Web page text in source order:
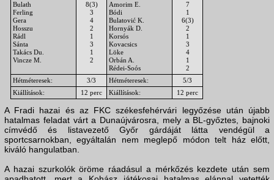
Bulath
Ferling
Gera
Hosszu
Rádl
Sánta
Takács Du.
Vincze M.
8(3)
3
4
2
1
3
1
2
Amorim E.
Bódi
Bulatović K.
Hornyák D.
Korsós
Kovacsics
Löke
Orbán A.
Rédei-Soós
7
1
6(3)
2
1
3
4
1
2
Hétméteresek:
3/3 Hétméteresek:
5/3
Kiállítások:
12 perc Kiállítások: 12 perc
A Fradi hazai és az FKC székesfehérvári legyőzése után újabb
hatalmas feladat várt a Dunaújvárosra, mely a BL-győztes, bajnoki
címvédő és listavezető Győr gárdáját látta vendégül a
sportcsarnokban, egyáltalán nem meglepő módon telt ház előtt,
kiváló hangulatban.
A hazai szurkolók öröme ráadásul a mérkőzés kezdete után sem